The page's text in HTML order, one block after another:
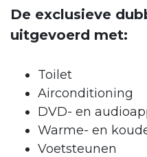
De exclusieve
uitgevoerd met:
Toilet
Airconditioning
DVD- en
Warme- en
Voetsteunen